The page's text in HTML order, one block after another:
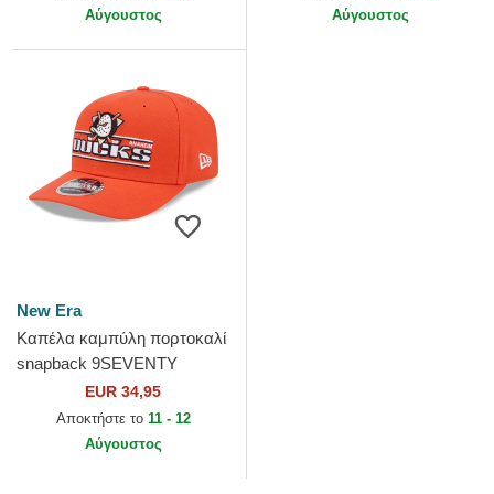
Αύγουστος
Αύγουστος
New Era
Καπέλα καμπύλη πορτοκαλί
snapback 9SEVENTY
Stretch Snap Stated από
Anaheim Ducks NHL από
EUR 34,95
Αποκτήστε το 11 - 12
Αύγουστος